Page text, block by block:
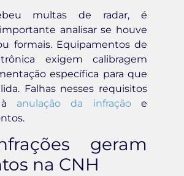
multas de radar, é
analisar se houve
formais. Equipamentos de
exigem calibragem
específica para que
Falhas nesses requisitos
à anulação da infraçãoe
geram
na CNH